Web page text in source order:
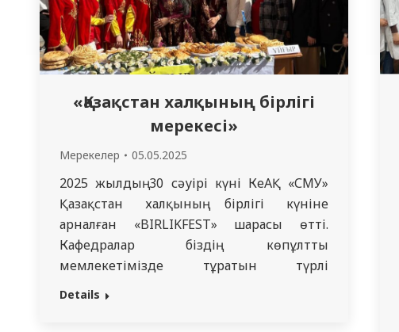
«Қазақстан халқының бірлігі
мерекесі»
Мерекелер 05.05.2025
2025 жылдың 30 сәуірі күні КеАҚ «СМУ»
Қазақстан халқының бірлігі күніне
арналған «BIRLIKFEST» шарасы өтті.
Кафедралар біздің көпұлтты
мемлекетімізде тұратын түрлі
халықтардың дәстүрлі тағамдарымен
Details